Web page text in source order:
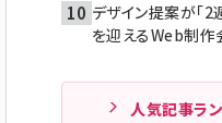
デザイン提案が「
を迎えるWeb制
人気記事ラ